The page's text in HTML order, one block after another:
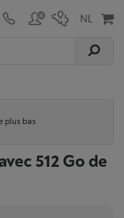
plus bas
512 Go de